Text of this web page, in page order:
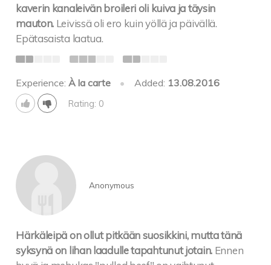
kaverin kanaleivän broileri oli kuiva ja täysin
mauton. Leivissä oli ero kuin yöllä ja päivällä.
Epätasaista laatua.
Experience:À la carte • Added: 13.08.2016
Rating: 0
Anonymous
Härkäleipä on ollut pitkään suosikkini, mutta tänä
syksynä on lihan laadulle tapahtunut jotain. Ennen